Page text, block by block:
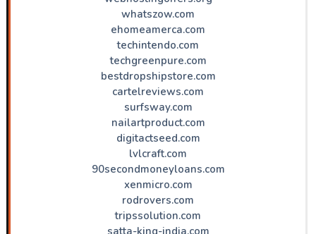
whatszow.com
ehomeamerca.com
techintendo.com
techgreenpure.com
bestdropshipstore.com
cartelreviews.com
surfsway.com
nailartproduct.com
digitactseed.com
lvlcraft.com
90secondmoneyloans.com
xenmicro.com
rodrovers.com
tripssolution.com
satta-king-india.com